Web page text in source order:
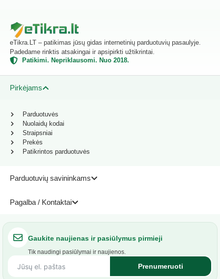
eTikra.LT – patikimas jūsų gidas internetinių parduotuvių pasaulyje.
Padedame rinktis atsakingai ir apsipirkti užtikrintai.
Patikimi. Nepriklausomi. Nuo 2018.
Pirkėjams
Parduotuvių savininkams
Pagalba / Kontaktai
Parduotuvės
Nuolaidų kodai
Straipsniai
Prekės
Patikrintos parduotuvės
Gaukite naujienas ir pasiūlymus pirmieji
Tik naudingi pasiūlymai ir naujienos.
Prenumeruoti